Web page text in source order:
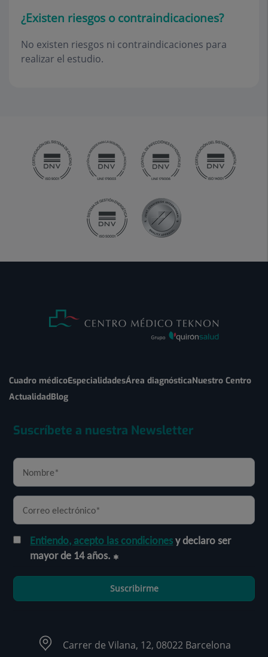
¿Existen riesgos o contraindicaciones?
No existen riesgos ni contraindicaciones para
realizar el estudio.
Cuadro médicoEspecialidadesÁrea diagnósticaNuestro Centro
ActualidadBlog
Suscríbete a nuestra Newsletter
Entiendo, acepto las condicionesy declaro ser
mayor de 14 años.
Suscribirme
Carrer de Vilana, 12, 08022 Barcelona